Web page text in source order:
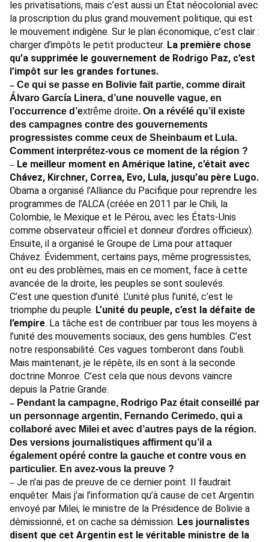
les privatisations, mais c’est aussi un État néocolonial avec
la proscription du plus grand mouvement politique, qui est
le mouvement indigène. Sur le plan économique, c’est clair :
charger d’impôts le petit producteur. La première chose
qu’a supprimée le gouvernement de Rodrigo Paz, c’est
l’impôt sur les grandes fortunes.
– Ce qui se passe en Bolivie fait partie, comme dirait
Álvaro García Linera, d’une nouvelle vague, en
l’occurrence d’extrême droite. On a révélé qu’il existe
des campagnes contre des gouvernements
progressistes comme ceux de Sheinbaum et Lula.
Comment interprétez-vous ce moment de la région ?
– Le meilleur moment en Amérique latine, c’était avec
Chávez, Kirchner, Correa, Evo, Lula, jusqu’au père Lugo.
Obama a organisé l’Alliance du Pacifique pour reprendre les
programmes de l’ALCA (créée en 2011 par le Chili, la
Colombie, le Mexique et le Pérou, avec les États-Unis
comme observateur officiel et donneur d’ordres officieux).
Ensuite, il a organisé le Groupe de Lima pour attaquer
Chávez. Évidemment, certains pays, même progressistes,
ont eu des problèmes, mais en ce moment, face à cette
avancée de la droite, les peuples se sont soulevés.
C’est une question d’unité. L’unité plus l’unité, c’est le
triomphe du peuple. L’unité du peuple, c’est la défaite de
l’empire. La tâche est de contribuer par tous les moyens à
l’unité des mouvements sociaux, des gens humbles. C’est
notre responsabilité. Ces vagues tomberont dans l’oubli.
Mais maintenant, je le répète, ils en sont à la seconde
doctrine Monroe. C’est cela que nous devons vaincre
depuis la Patrie Grande.
– Pendant la campagne, Rodrigo Paz était conseillé par
un personnage argentin, Fernando Cerimedo, qui a
collaboré avec Milei et avec d’autres pays de la région.
Des versions journalistiques affirment qu’il a
également opéré contre la gauche et contre vous en
particulier. En avez-vous la preuve ?
– Je n’ai pas de preuve de ce dernier point. Il faudrait
enquêter. Mais j’ai l’information qu’à cause de cet Argentin
envoyé par Milei, le ministre de la Présidence de Bolivie a
démissionné, et on cache sa démission. Les journalistes
disent que cet Argentin est le véritable ministre de la